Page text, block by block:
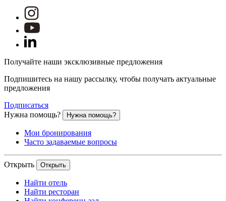
Получайте наши эксклюзивные предложения
Подпишитесь на нашу рассылку, чтобы получать актуальные
предложения
Подписаться
Нужна помощь?
Нужна помощь?
Мои бронирования
Часто задаваемые вопросы
Открыть Открыть
Найти отель
Найти ресторан